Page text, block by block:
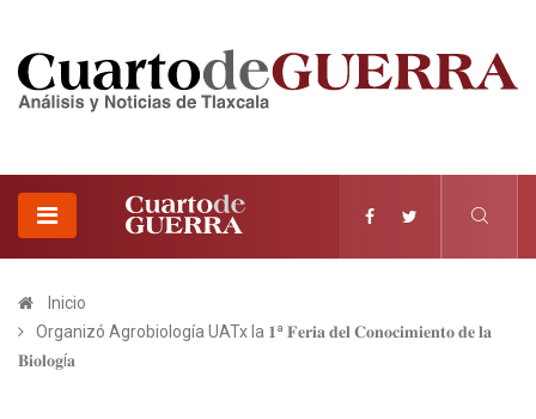
Inicio
Organizó Agrobiología UATx la 𝟏ª 𝐅𝐞𝐫𝐢𝐚 𝐝𝐞𝐥 𝐂𝐨𝐧𝐨𝐜𝐢𝐦𝐢𝐞𝐧𝐭𝐨 𝐝𝐞 𝐥𝐚
𝐁𝐢𝐨𝐥𝐨𝐠í𝐚